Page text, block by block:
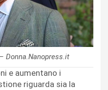
Donna.Nanopress.it
e aumentano i
riguarda sia la